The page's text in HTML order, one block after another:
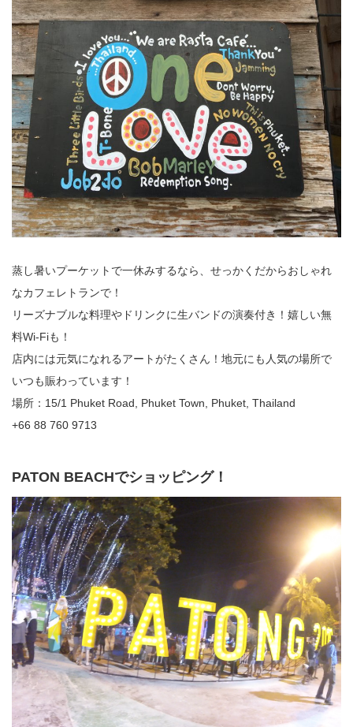
蒸し暑いプーケットで一休みするなら、せっかくだからおしゃれ
なカフェレトランで！
リーズナブルな料理やドリンクに生バンドの演奏付き！嬉しい無
料Wi-Fiも！
店内には元気になれるアートがたくさん！地元にも人気の場所で
いつも賑わっています！
場所：15/1 Phuket Road, Phuket Town, Phuket, Thailand
+66 88 760 9713
PATON BEACHでショッピング！